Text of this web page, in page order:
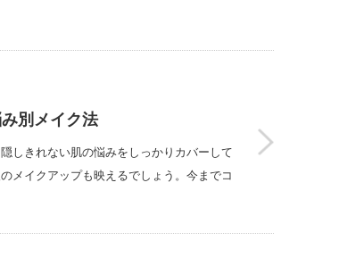
別メイク法
しきれない肌の悩みをしっかりカバーして
メイクアップも映えるでしょう。今までコ